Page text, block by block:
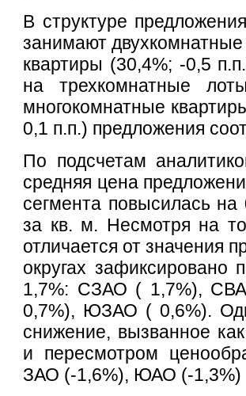
В структуре
занимают
квартиры (30,4%; -0,5
на трехкомнатные
многокомнатные
0,1 п.п.) предложения
По подсчетам
средняя цена
сегмента повысилась
за кв. м. Несмотря на
отличается от значения
округах
1,7%: СЗАО ( 1,7%),
0,7%), ЮЗАО ( 0,6%).
снижение, вызванное
и пересмотром
ЗАО (-1,6%), ЮАО (-1,3%)